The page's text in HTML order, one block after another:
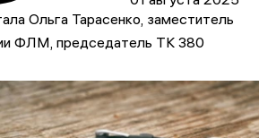
Ольга Тарасенко, заместитель
ФЛМ, председатель ТК 380